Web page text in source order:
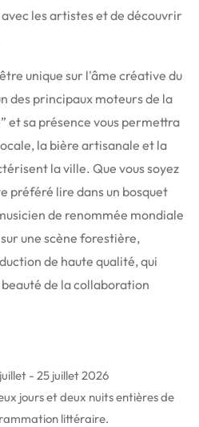
les artistes et de découvrir
unique sur l'âme créative du
des principaux moteurs de la
et sa présence vous permettra
la bière artisanale et la
la ville. Que vous soyez
préféré lire dans un bosquet
de renommée mondiale
une scène forestière,
de haute qualité, qui
de la collaboration
- 25 juillet 2026
jours et deux nuits entières de
littéraire.